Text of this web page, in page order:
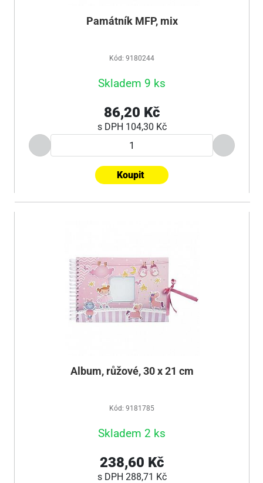
Památník MFP, mix
Kód: 9180244
Skladem 9 ks
86,20 Kč
s DPH 104,30 Kč
Koupit
Album, růžové, 30 x 21 cm
Kód: 9181785
Skladem 2 ks
238,60 Kč
s DPH 288,71 Kč